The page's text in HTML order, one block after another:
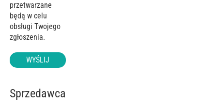
przetwarzane
będą w celu
obsługi Twojego
zgłoszenia.
WYŚLIJ
Sprzedawca